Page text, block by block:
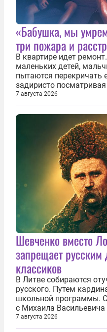
«Бабушка, мы
три пожара и
В квартире идет
маленьких детей,
пытаются перекричать
задиристо
им замечание, но внуки
сердится невсерьез. И
сверлит противно, но
7 августа 2026
Шевченко вместо
запрещает русским
классиков
В Литве собираются
русского. Путем
школьной программы.
с Михаила
правительства Литвы
предложил исключить
7 августа 2026